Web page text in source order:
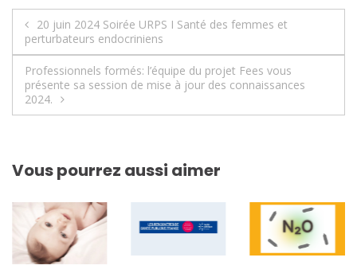
Navigation
de
l’article
20 juin 2024 Soirée URPS I Santé des femmes et
perturbateurs endocriniens
Professionnels formés: l’équipe du projet Fees vous
présente sa session de mise à jour des connaissances
2024.
Vous pourrez aussi aimer